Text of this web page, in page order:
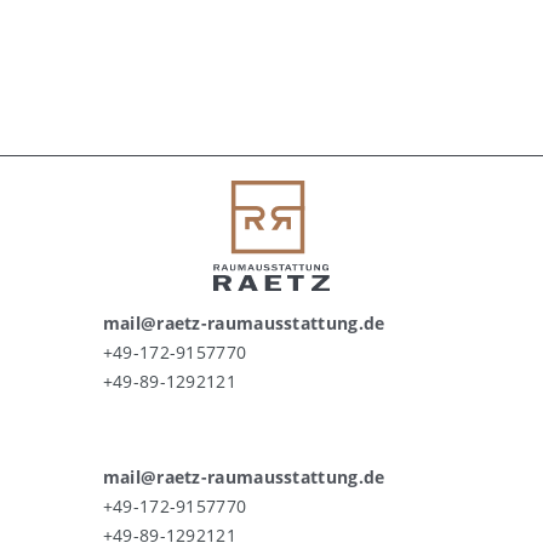
mail@raetz-raumausstattung.de
+49-172-9157770
+49-89-1292121
mail@raetz-raumausstattung.de
+49-172-9157770
+49-89-1292121